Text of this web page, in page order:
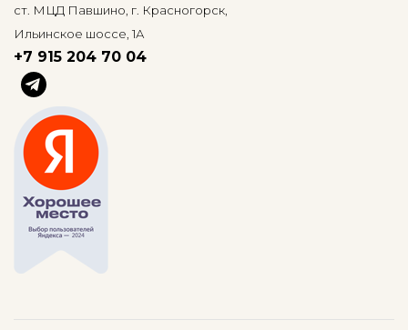
ст. МЦД Павшино, г. Красногорск,
Ильинское шоссе, 1А
+7 915 204 70 04